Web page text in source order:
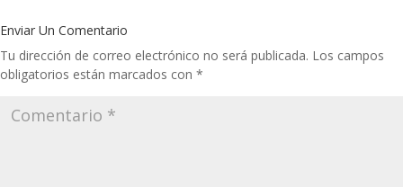
Enviar Un Comentario
Tu dirección de correo electrónico no será publicada. Los campos
obligatorios están marcados con *